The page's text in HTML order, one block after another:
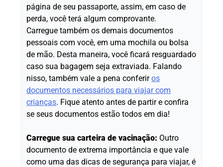
página de seu passaporte, assim, em caso de
perda, você terá algum comprovante.
Carregue também os demais documentos
pessoais com você, em uma mochila ou bolsa
de mão. Desta maneira, você ficará resguardado
caso sua bagagem seja extraviada. Falando
nisso, também vale a pena conferiros
documentos necessários para viajar com
crianças. Fique atento antes de partir e confira
se seus documentos estão todos em dia!
Carregue sua carteira de vacinação: Outro
documento de extrema importância e que vale
como uma das dicas de segurança para viajar, é